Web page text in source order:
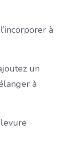
à
un
à